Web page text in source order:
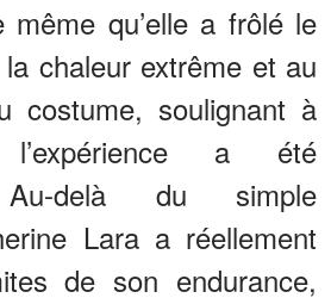
même qu’elle a frôlé le
chaleur extrême et au
costume, soulignant à
a été
Au-delà du simple
Lara a réellement
de son endurance,